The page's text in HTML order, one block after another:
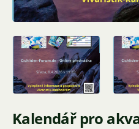
Kalendář pro